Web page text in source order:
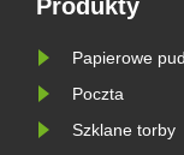
Produkty
Papierowe
Poczta
Szklane torby